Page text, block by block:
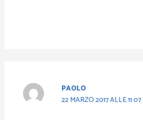
PAOLO
22 MARZO 2017 ALLE 11:07